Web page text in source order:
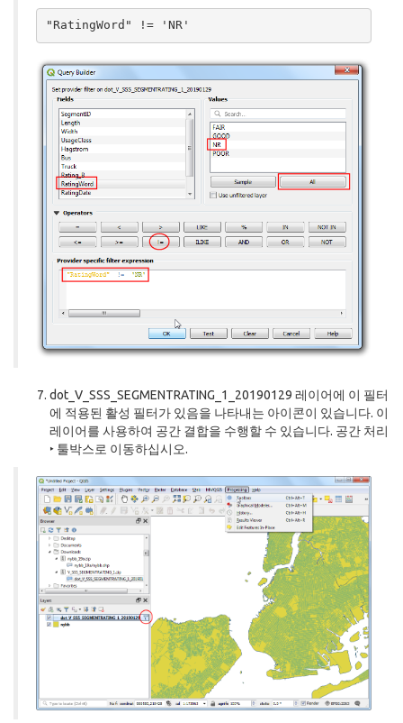
dot_V_SSS_SEGMENTRATING_1_20190129 레이어에 이 필터
에 적용된 활성 필터가 있음을 나타내는 아이콘이 있습니다. 이
레이어를 사용하여 공간 결합을 수행할 수 있습니다. 공간 처리
‣ 툴박스로 이동하십시오.